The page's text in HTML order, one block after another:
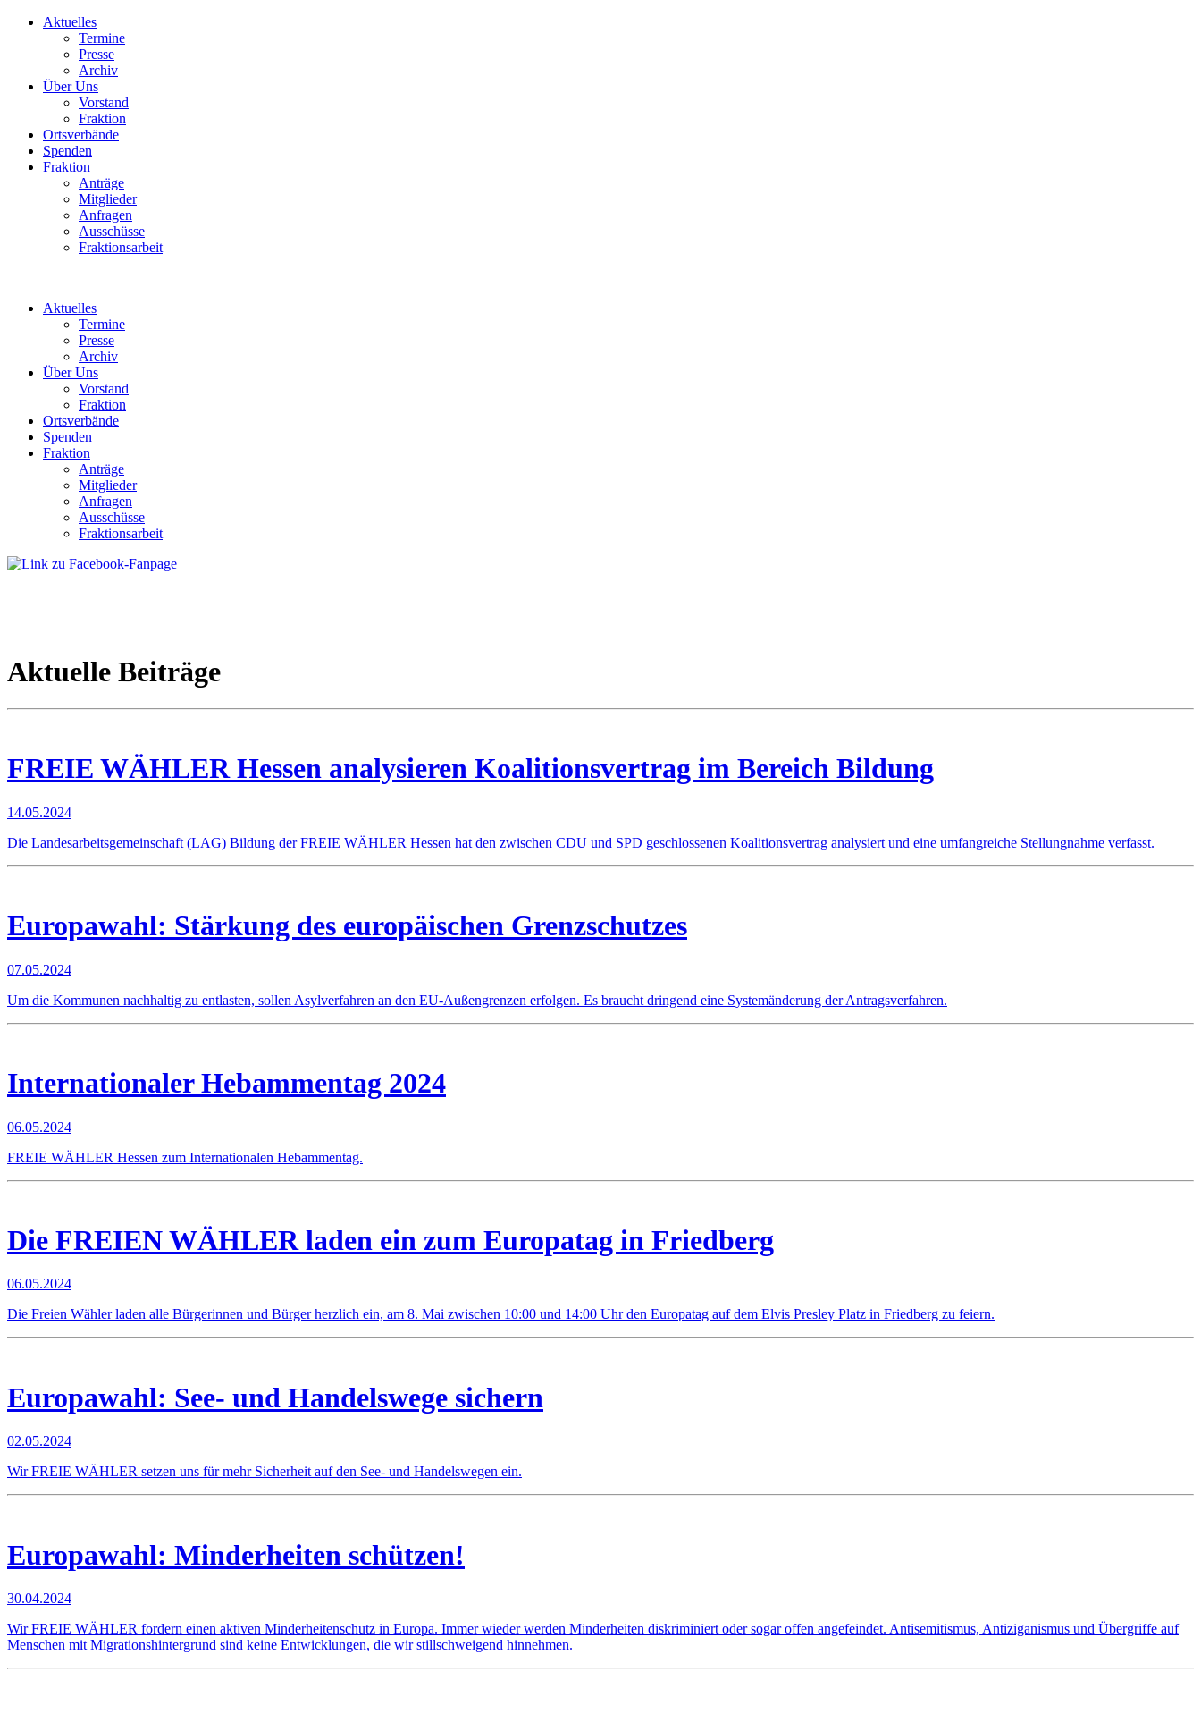
Aktuelles
Termine
Presse
Archiv
Über Uns
Vorstand
Fraktion
Ortsverbände
Spenden
Fraktion
Anträge
Mitglieder
Anfragen
Ausschüsse
Fraktionsarbeit
Aktuelles
Termine
Presse
Archiv
Über Uns
Vorstand
Fraktion
Ortsverbände
Spenden
Fraktion
Anträge
Mitglieder
Anfragen
Ausschüsse
Fraktionsarbeit
Aktuelle Beiträge
FREIE WÄHLER Hessen analysieren Koalitionsvertrag im Bereich Bildung
14.05.2024
Die Landesarbeitsgemeinschaft (LAG) Bildung der FREIE WÄHLER Hessen hat den zwischen CDU und SPD geschlossenen Koalitionsvertrag analysiert und eine umfangreiche Stellungnahme verfasst.
Europawahl: Stärkung des europäischen Grenzschutzes
07.05.2024
Um die Kommunen nachhaltig zu entlasten, sollen Asylverfahren an den EU-Außengrenzen erfolgen. Es braucht dringend eine Systemänderung der Antragsverfahren.
Internationaler Hebammentag 2024
06.05.2024
FREIE WÄHLER Hessen zum Internationalen Hebammentag.
Die FREIEN WÄHLER laden ein zum Europatag in Friedberg
06.05.2024
Die Freien Wähler laden alle Bürgerinnen und Bürger herzlich ein, am 8. Mai zwischen 10:00 und 14:00 Uhr den Europatag auf dem Elvis Presley Platz in Friedberg zu feiern.
Europawahl: See- und Handelswege sichern
02.05.2024
Wir FREIE WÄHLER setzen uns für mehr Sicherheit auf den See- und Handelswegen ein.
Europawahl: Minderheiten schützen!
30.04.2024
Wir FREIE WÄHLER fordern einen aktiven Minderheitenschutz in Europa. Immer wieder werden Minderheiten diskriminiert oder sogar offen angefeindet. Antisemitismus, Antiziganismus und Übergriffe auf
Menschen mit Migrationshintergrund sind keine Entwicklungen, die wir stillschweigend hinnehmen.